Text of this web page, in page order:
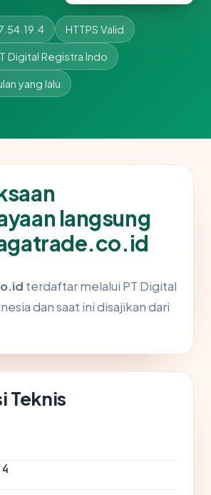
HTTPS Valid
Digital Registra Indo
yang lalu
langsung
terdaftar melalui PT Digital
dan saat ini disajikan dari
Teknis